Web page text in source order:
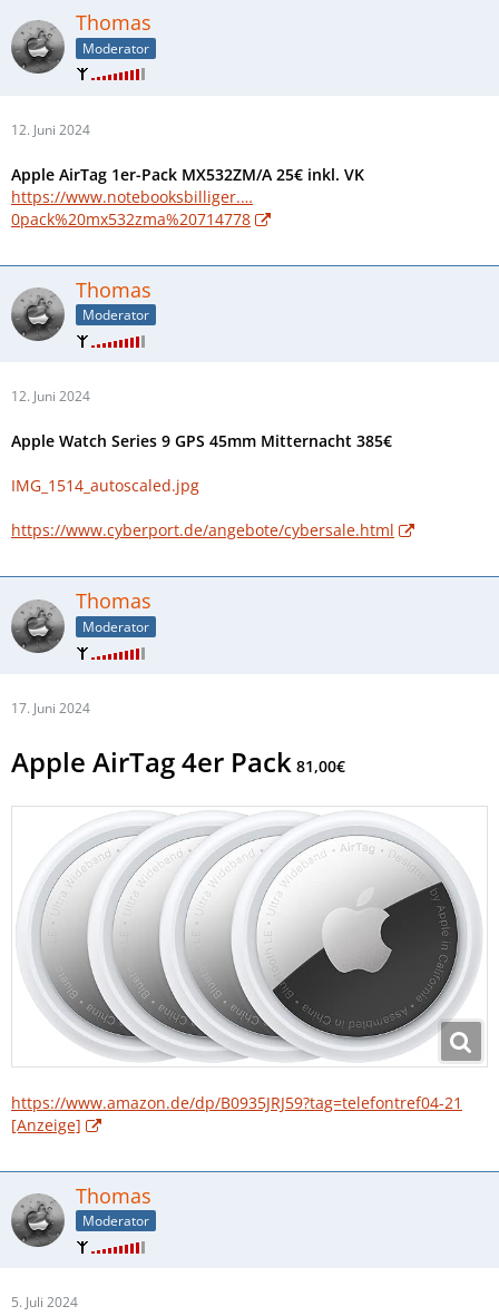
Thomas
Moderator
12. Juni 2024
Apple AirTag 1er-Pack MX532ZM/A 25€ inkl. VK
https://www.notebooksbilliger.…
0pack%20mx532zma%20714778
Thomas
Moderator
12. Juni 2024
Apple Watch Series 9 GPS 45mm Mitternacht 385€
IMG_1514_autoscaled.jpg
https://www.cyberport.de/angebote/cybersale.html
Thomas
Moderator
17. Juni 2024
Apple AirTag 4er Pack 81,00€
https://www.amazon.de/dp/B0935JRJ59?tag=telefontref04-21
[Anzeige]
Thomas
Moderator
5. Juli 2024